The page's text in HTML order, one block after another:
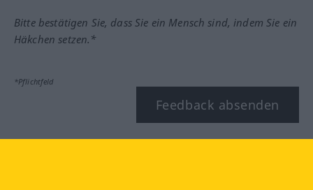
Bitte bestätigen Sie, dass Sie ein Mensch sind, indem Sie ein
Häkchen setzen.*
*Pflichtfeld
Feedback absenden